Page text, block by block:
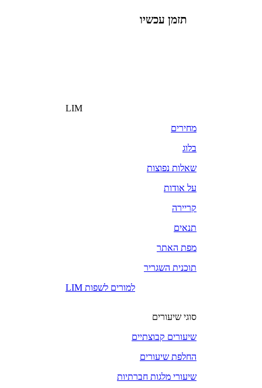
תזמן עכשיו
LIM
מחירים
בלוג
שאלות נפוצות
על אודות
קריירה
תנאים
מפת האתר
תוכנית השגריר
LIM למורים לשפות
סוגי שיעורים
שיעורים קבוצתיים
החלפת שיעורים
שיעורי מלגות חברתיות